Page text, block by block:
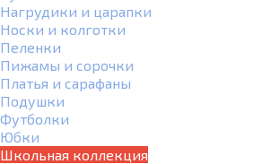
Нагрудики и царапки
Носки и колготки
Пеленки
Пижамы и сорочки
Платья и сарафаны
Подушки
Футболки
Юбки
Школьная коллекция